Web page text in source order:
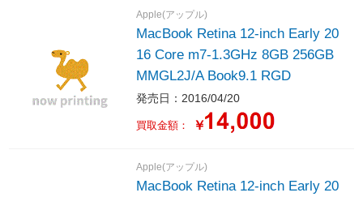
Apple(アップル)
MacBook Retina 12-inch Early 20
16 Core m7-1.3GHz 8GB 256GB
MMGL2J/A Book9.1 RGD
発売日：2016/04/20
買取金額： ￥
Apple(アップル)
MacBook Retina 12-inch Early 20